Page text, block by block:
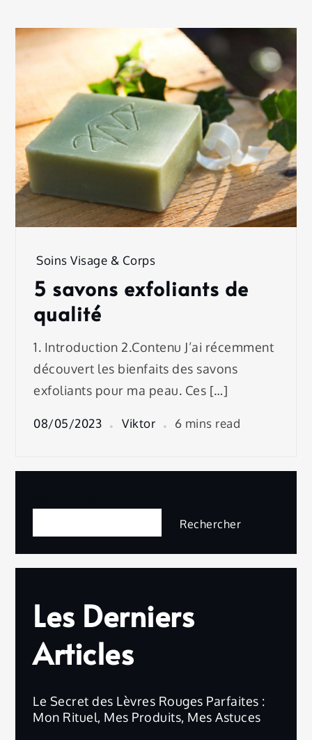
Soins Visage & Corps
5 savons exfoliants de
qualité
1. Introduction 2.Contenu J’ai récemment
découvert les bienfaits des savons
exfoliants pour ma peau. Ces […]
08/05/2023 Viktor 6 mins read
Rechercher
Les Derniers
Articles
Le Secret des Lèvres Rouges Parfaites :
Mon Rituel, Mes Produits, Mes Astuces